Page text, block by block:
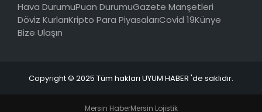
Hava DurumuPuan DurumuGazete Manşetleri
Döviz KurlarıKripto Para PiyasalarıCovid 19Künye
Bize Ulaşın
Copyright © 2025 Tüm hakları UYUM HABER 'de saklıdır.
Mersin HaberMersin Lojistik